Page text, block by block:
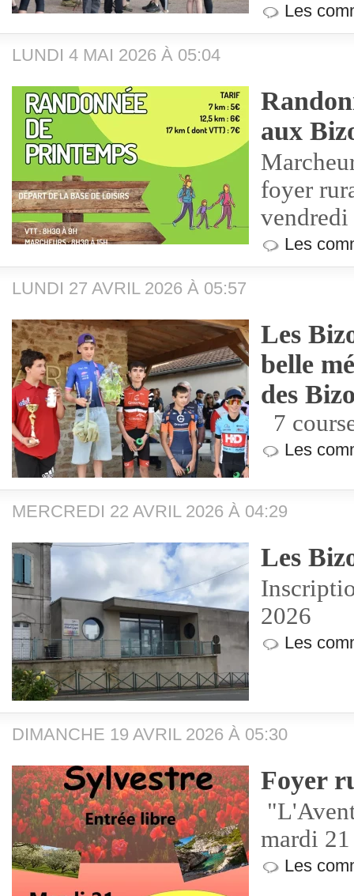
Les
LUNDI 4 MAI 2026 À 05:04
aux
foyer
Les
LUNDI 27 AVRIL 2026 À 05:57
Les
belle
des
7
Les
MERCREDI 22 AVRIL 2026 À 04:29
Les
2026
Les
DIMANCHE 19 AVRIL 2026 À 05:30
Foyer
mardi
Les